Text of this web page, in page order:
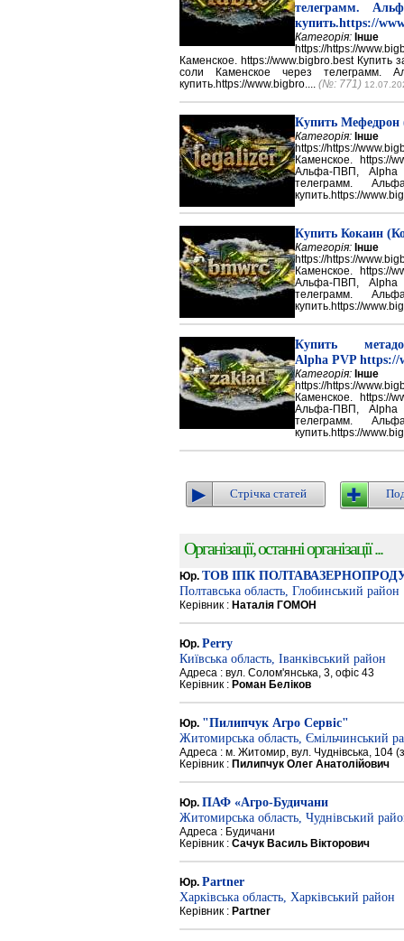
телеграмм.
купить.https://
Категорія: Інше
https://https://
Каменское. https://www.bigbro.best Купить
соли Каменское через телеграмм.
купить.https://www.bigbro.... (№: 771)
Купить
Категорія: Інше
https://https://
Каменское. https://
Альфа-ПВП, Alpha
телеграмм.
купить.https://
Купить Кокаин
Категорія: Інше
https://https://
Каменское. https://
Альфа-ПВП, Alpha
телеграмм.
купить.https://
Купить
Alpha PVP https://
Категорія: Інше
https://https://
Каменское. https://
Альфа-ПВП, Alpha
телеграмм.
купить.https://
Стрічка статей
Організації, останні організації ...
Юр. ТОВ ІПК
Полтавська область, Глобинський район
Керівник : Наталія ГОМОН
Юр. Perry
Київська область, Іванківський район
Адреса : вул. Солом'янська, 3, офіс 43
Керівник : Роман Беліков
Юр. "Пилипчук Агро Сервіс"
Житомирська область, Ємільчинський
Адреса : м. Житомир, вул. Чуднівська, 104
Керівник : Пилипчук Олег Анатолійович
Юр. ПАФ «Агро-Будичани
Житомирська область, Чуднівський
Адреса : Будичани
Керівник : Сачук Василь Вікторович
Юр. Partner
Харківська область, Харківський район
Керівник : Partner